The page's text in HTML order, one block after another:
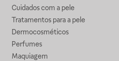
Cuidados com a pele
Tratamentos para a pele
Dermocosméticos
Perfumes
Maquiagem